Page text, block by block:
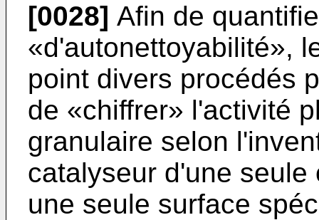
[0028] Afin de
«d'autonettoyabilité»,
point divers procédés
de «chiffrer» l'activité
granulaire selon
catalyseur d'une
une seule surface